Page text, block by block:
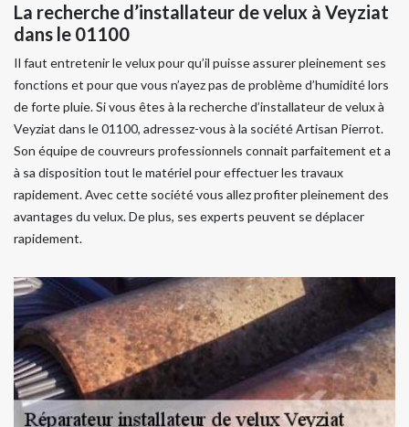
La recherche d’installateur de velux à Veyziat
dans le 01100
Il faut entretenir le velux pour qu’il puisse assurer pleinement ses
fonctions et pour que vous n’ayez pas de problème d’humidité lors
de forte pluie. Si vous êtes à la recherche d’installateur de velux à
Veyziat dans le 01100, adressez-vous à la société Artisan Pierrot.
Son équipe de couvreurs professionnels connait parfaitement et a
à sa disposition tout le matériel pour effectuer les travaux
rapidement. Avec cette société vous allez profiter pleinement des
avantages du velux. De plus, ses experts peuvent se déplacer
rapidement.